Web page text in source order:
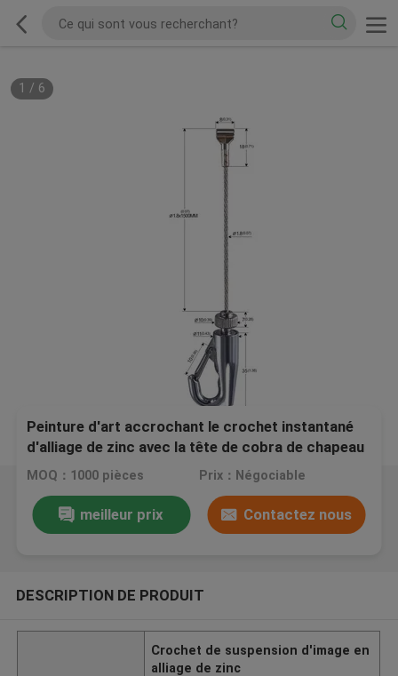
1 / 6
Peinture d'art accrochant le crochet instantané
d'alliage de zinc avec la tête de cobra de chapeau
de sécurité
MOQ：1000 pièces Prix：Négociable
meilleur prix Contactez nous
DESCRIPTION DE PRODUIT
Crochet de suspension d'image en
alliage de zinc